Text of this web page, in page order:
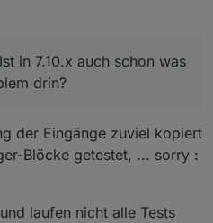
Ist in 7.10.x auch schon was
drin?
der Eingänge zuviel kopiert
Blöcke getestet, ... sorry :
laufen nicht alle Tests